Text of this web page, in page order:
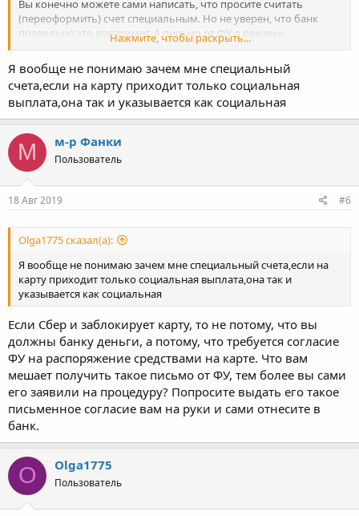
Вы конечно можете сами написать, что просите считать
(переоформить) счет специальным. Но не уверен, что банк
правильно это воспримет. А письмо от ФУ о режиме
использования счета должно снять все вопросы у сотрудников
банка и те не станут требовать согласие ФУ на каждую
операцию.
Нажмите, чтобы раскрыть...
Я вообще не понимаю зачем мне специальный
счета,если на карту приходит только социальная
выплата,она так и указывается как социальная
М м-р Фанки
Пользователь
18 Авг 2019 #6
Olga1775 сказал(а):
Я вообще не понимаю зачем мне специальный счета,если на
карту приходит только социальная выплата,она так и
указывается как социальная
Если Сбер и заблокирует карту, то не потому, что вы
должны банку деньги, а потому, что требуется согласие
ФУ на распоряжение средствами на карте. Что вам
мешает получить такое письмо от ФУ, тем более вы сами
его заявили на процедуру? Попросите выдать его такое
письменное согласие вам на руки и сами отнесите в
банк.
O Olga1775
Пользователь